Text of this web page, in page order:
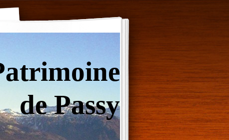
de Passy